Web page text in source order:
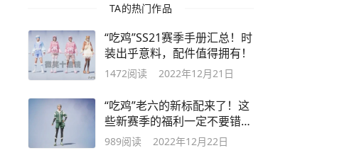
TA的热门作品
“吃鸡”SS21赛季手册汇总！时
装出乎意料，配件值得拥有！
1472阅读 2022年12月21日
“吃鸡”老六的新标配来了！这
些新赛季的福利一定不要错
过！
989阅读 2022年12月22日